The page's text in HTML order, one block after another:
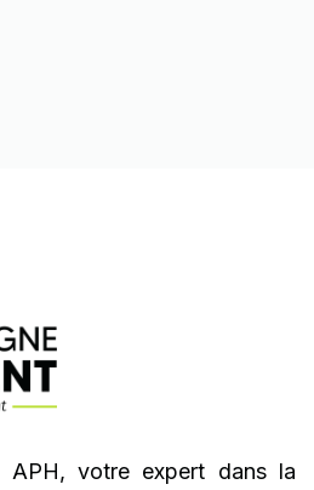
APH, votre expert dans la